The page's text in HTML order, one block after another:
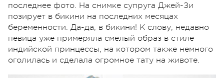
последнее фото. На снимке супруга Джей-Зи
позирует в бикини на последних месяцах
беременности. Да-да, в бикини! К слову, недавно
певица уже примеряла смелый образ в стиле
индийской принцессы, на котором также немного
оголилась и сделала огромное тату на животе.